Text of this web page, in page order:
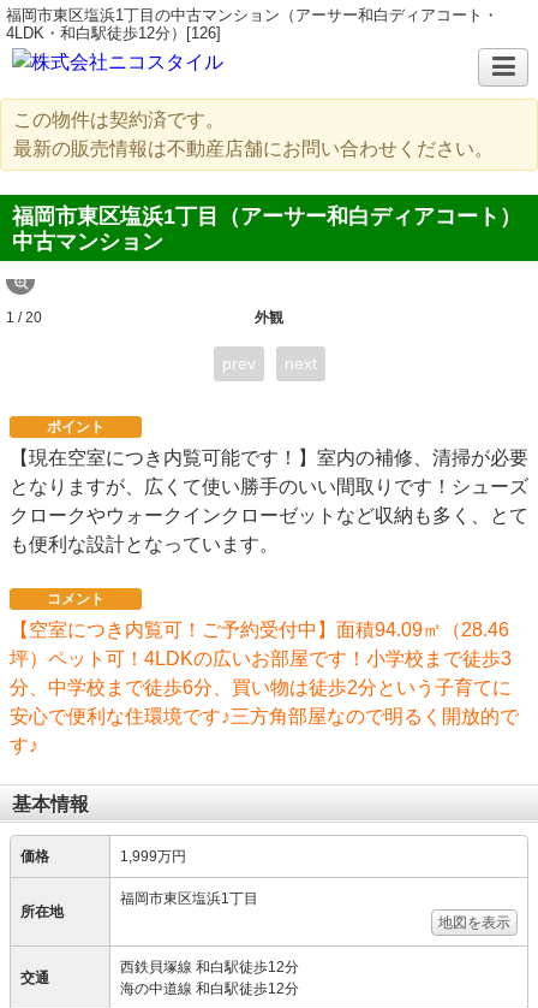
福岡市東区塩浜1丁目の中古マンション（アーサー和白ディアコート・
4LDK・和白駅徒歩12分）[126]
この物件は契約済です。
最新の販売情報は不動産店舗にお問い合わせください。
福岡市東区塩浜1丁目（アーサー和白ディアコート）
中古マンション
外観
1 / 20
prev next
ポイント
【現在空室につき内覧可能です！】室内の補修、清掃が必要
となりますが、広くて使い勝手のいい間取りです！シューズ
クロークやウォークインクローゼットなど収納も多く、とて
も便利な設計となっています。
コメント
【空室につき内覧可！ご予約受付中】面積94.09㎡（28.46
坪）ペット可！4LDKの広いお部屋です！小学校まで徒歩3
分、中学校まで徒歩6分、買い物は徒歩2分という子育てに
安心で便利な住環境です♪三方角部屋なので明るく開放的で
す♪
基本情報
価格 1,999万円
所在地
福岡市東区塩浜1丁目
地図を表示
交通
西鉄貝塚線 和白駅徒歩12分
海の中道線 和白駅徒歩12分